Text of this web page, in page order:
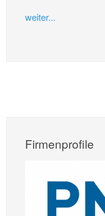
weiter...
Firmenprofile